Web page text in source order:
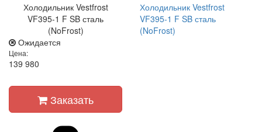
Холодильник Vestfrost
VF395-1 F SB сталь
(NoFrost)
Холодильник Vestfrost
VF395-1 F SB сталь
(NoFrost)
Ожидается
Цена:
139 980
Заказать